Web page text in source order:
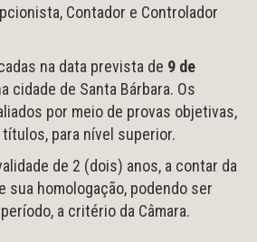
Contador e Controlador
na data prevista de 9 de
cidade de Santa Bárbara. Os
por meio de provas objetivas,
para nível superior.
de 2 (dois) anos, a contar da
sua homologação, podendo ser
a critério da Câmara.